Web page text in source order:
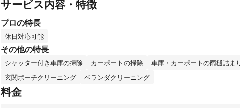
お客様の快適な生活のために、カーポートのことでお悩みがあれば、まずは
これまでの実績
エアコンクリーニングをはじめ、グリストラップ清掃、他には汚水枡及び
す。
アピールポイント
依頼者様のことを常に一番に考えています。
良きご提案が出来る様に日々、研鑽に励んでおります。
サービス内容・特徴
プロの特長
休日対応可能
その他の特長
シャッター付き車庫の掃除 カーポートの掃除
車庫・カーポートの雨樋詰ま
玄関ポーチクリーニング
ベランダクリーニング
料金